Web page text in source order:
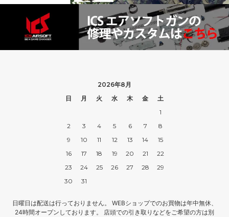
2026年8月
日
月 火 水 木 金
土
1
2
3 4 5 6 7
8
9
10 11 12 13 14
15
16
17 18 19 20 21
22
23
24 25 26 27 28
29
30
31
日曜日は配送は行っておりません。 WEBショップでのお買物は年中無休、
24時間オープンしております。 店頭での引き取りなどをご希望の方は別